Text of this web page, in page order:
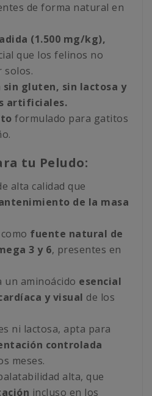
de forma natural en
(1.500 mg/kg),
que los felinos no
solos.
sin gluten, sin lactosa y
artificiales.
formulado para gatitos
tu Peludo:
alta calidad que
de la masa
fuente natural de
3 y 6, presentes en
aminoácido esencial
y visual de los
ni lactosa, apta para
controlada
meses.
alta, que
incluso en los